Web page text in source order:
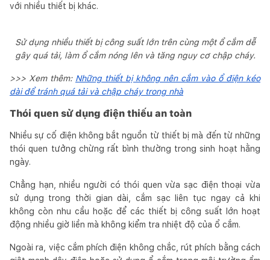
với nhiều thiết bị khác.
Sử dụng nhiều thiết bị công suất lớn trên cùng một ổ cắm dễ
gây quá tải, làm ổ cắm nóng lên và tăng nguy cơ chập cháy.
>>> Xem thêm: Những thiết bị không nên cắm vào ổ điện kéo
dài để tránh quá tải và chập cháy trong nhà
Thói quen sử dụng điện thiếu an toàn
Nhiều sự cố điện không bắt nguồn từ thiết bị mà đến từ những
thói quen tưởng chừng rất bình thường trong sinh hoạt hằng
ngày.
Chẳng hạn, nhiều người có thói quen vừa sạc điện thoại vừa
sử dụng trong thời gian dài, cắm sạc liên tục ngay cả khi
không còn nhu cầu hoặc để các thiết bị công suất lớn hoạt
động nhiều giờ liền mà không kiểm tra nhiệt độ của ổ cắm.
Ngoài ra, việc cắm phích điện không chắc, rút phích bằng cách